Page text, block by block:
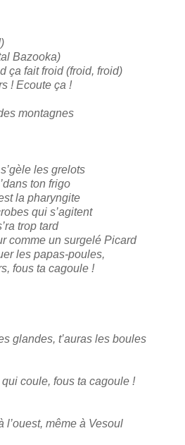
Bazooka)
ça fait froid (froid, froid)
! Ecoute ça !
montagnes
les grelots
ton frigo
la pharyngite
qui s’agitent
trop tard
comme un surgelé Picard
les papas-poules,
fous ta cagoule !
glandes, t’auras les boules
coule, fous ta cagoule !
l’ouest, même à Vesoul